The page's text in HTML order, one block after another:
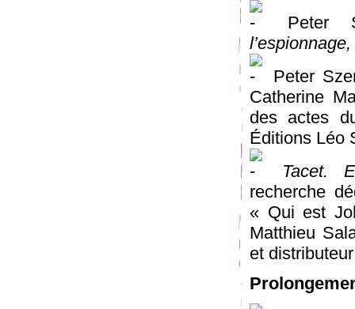
Peter
l’espionnage,
Peter
Catherine
des actes
Éditions Léo
Tacet.
recherche
« Qui est
Matthieu
et